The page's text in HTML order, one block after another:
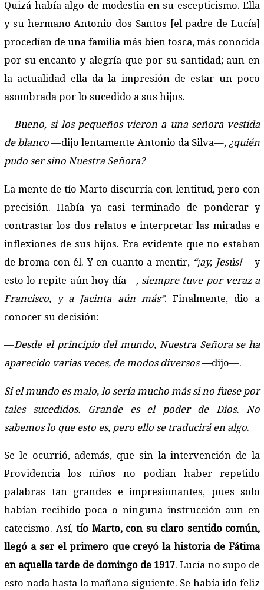
Quizá había algo de modestia en su escepticismo. Ella
y su hermano Antonio dos Santos [el padre de Lucía]
procedían de una familia más bien tosca, más conocida
por su encanto y alegría que por su santidad; aun en
la actualidad ella da la impresión de estar un poco
asombrada por lo sucedido a sus hijos.
—Bueno, si los pequeños vieron a una señora vestida
de blanco —dijo lentamente Antonio da Silva—, ¿quién
pudo ser sino Nuestra Señora?
La mente de tío Marto discurría con lentitud, pero con
precisión. Había ya casi terminado de ponderar y
contrastar los dos relatos e interpretar las miradas e
inflexiones de sus hijos. Era evidente que no estaban
de broma con él. Y en cuanto a mentir, “¡ay, Jesús!—y
esto lo repite aún hoy día—, siempre tuve por veraz a
Francisco, y a Jacinta aún más”. Finalmente, dio a
conocer su decisión:
—Desde el principio del mundo, Nuestra Señora se ha
aparecido varias veces, de modos diversos —dijo—.
Si el mundo es malo, lo sería mucho más si no fuese por
tales sucedidos. Grande es el poder de Dios. No
sabemos lo que esto es, pero ello se traducirá en algo.
Se le ocurrió, además, que sin la intervención de la
Providencia los niños no podían haber repetido
palabras tan grandes e impresionantes, pues solo
habían recibido poca o ninguna instrucción aun en
catecismo. Así, tío Marto, con su claro sentido común,
llegó a ser el primero que creyó la historia de Fátima
en aquella tarde de domingo de 1917. Lucía no supo de
esto nada hasta la mañana siguiente. Se había ido feliz